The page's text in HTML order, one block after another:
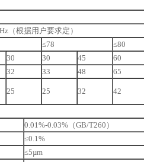
（根据用户要求定）
≤78
≤80
30 30 45
60
32 33 48
65
25 25 32 42
0.01%-0.03%（GB/T260）
≤0.1%
≤5µm